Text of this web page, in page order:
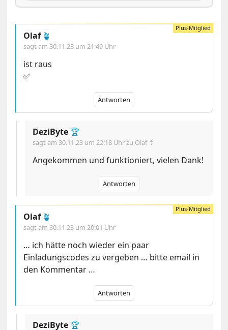
Olaf 🪴
sagt am 30.11.23 um 21:49 Uhr
ist raus
✅
Antworten
DeziByte 🏆
sagt am 30.11.23 um 22:18 Uhrzu Olaf ⇡
Angekommen und funktioniert, vielen Dank!
Antworten
Olaf 🪴
sagt am 30.11.23 um 20:01 Uhr
… ich hätte noch wieder ein paar
Einladungscodes zu vergeben … bitte email in
den Kommentar …
Antworten
DeziByte 🏆